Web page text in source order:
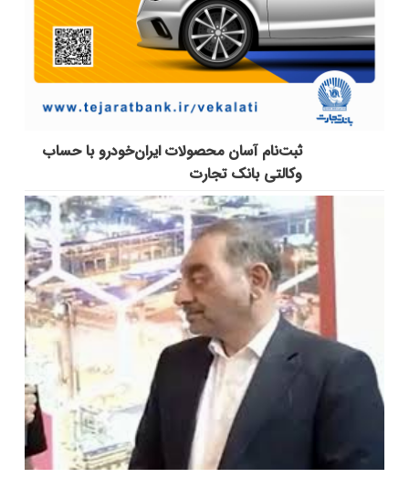
ثبت‌نام آسان محصولات ایران‌خودرو با حساب
وکالتی بانک تجارت